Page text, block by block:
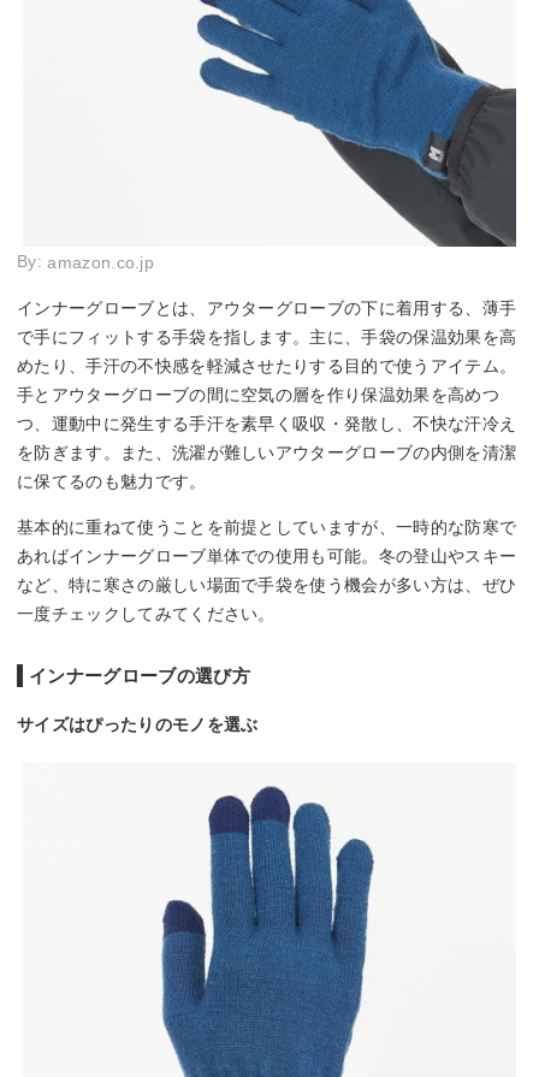
By:amazon.co.jp
インナーグローブとは、アウターグローブの下に着用する、薄手
で手にフィットする手袋を指します。主に、手袋の保温効果を高
めたり、手汗の不快感を軽減させたりする目的で使うアイテム。
手とアウターグローブの間に空気の層を作り保温効果を高めつ
つ、運動中に発生する手汗を素早く吸収・発散し、不快な汗冷え
を防ぎます。また、洗濯が難しいアウターグローブの内側を清潔
に保てるのも魅力です。
基本的に重ねて使うことを前提としていますが、一時的な防寒で
あればインナーグローブ単体での使用も可能。冬の登山やスキー
など、特に寒さの厳しい場面で手袋を使う機会が多い方は、ぜひ
一度チェックしてみてください。
インナーグローブの選び方
サイズはぴったりのモノを選ぶ